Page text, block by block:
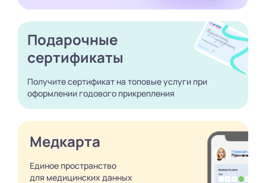
Подарочные
сертификаты
Получите сертификат на топовые услуги при
оформлении годового прикрепления
Медкарта
Единое пространство
для медицинских данных